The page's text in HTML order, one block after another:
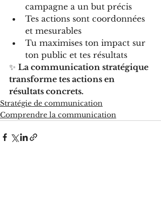
campagne a un but précis
Tes actions sont coordonnées
et mesurables
Tu maximises ton impact sur
ton public et tes résultats
✨ La communication stratégique
transforme tes actions en
résultats concrets.
Stratégie de communication
Comprendre la communication